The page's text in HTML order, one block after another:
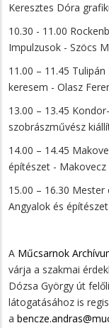
Keresztes Dóra
10.30 - 11.00
Impulzusok - Szöcs
11.00 – 11.45
keresem - Olasz
13.00 – 13.45
szobrászművész
14.00 – 14.45
építészet -
15.00 – 16.30
Angyalok és
A Műcsarnok
várja a szakmai
Dózsa György út
látogatásához is
a